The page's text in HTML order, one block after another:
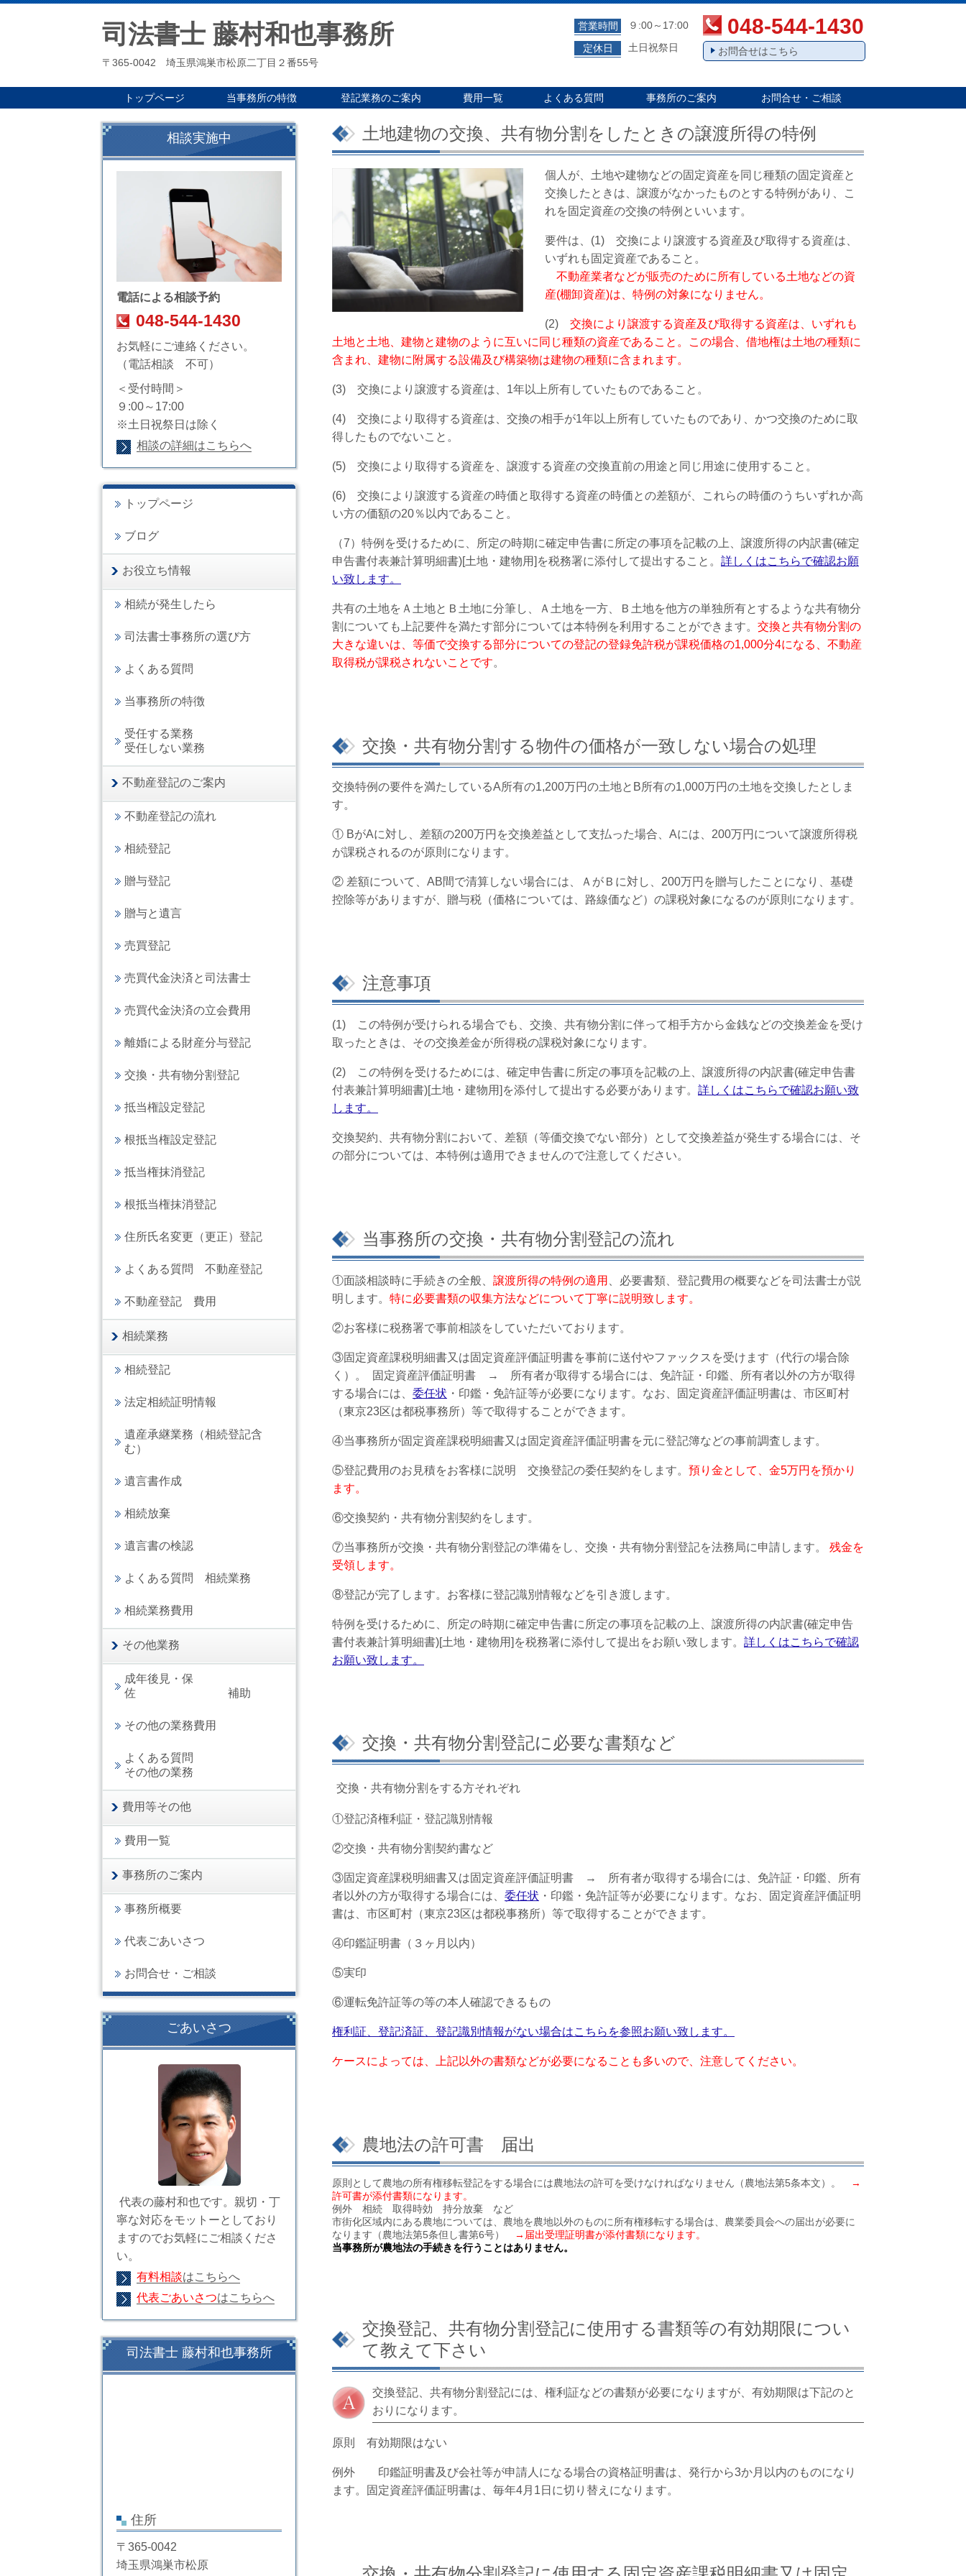
司法書士 藤村和也事務所
〒365-0042 埼玉県鴻巣市松原二丁目２番55号
営業時間
９:00～17:00
定休日
土日祝祭日
048-544-1430
お問合せはこちら
トップページ 当事務所の特徴 登記業務のご案内 費用一覧 よくある質問 事務所のご案内 お問合せ・ご相談
土地建物の交換、共有物分割をしたときの譲渡所得の特例
個人が、土地や建物などの固定資産を同じ種類の固定資産と
交換したときは、譲渡がなかったものとする特例があり、こ
れを固定資産の交換の特例といいます。
要件は、(1) 交換により譲渡する資産及び取得する資産は、
いずれも固定資産であること。
不動産業者などが販売のために所有している土地などの資
産(棚卸資産)は、特例の対象になりません。
(2) 交換により譲渡する資産及び取得する資産は、いずれも
土地と土地、建物と建物のように互いに同じ種類の資産であること。
この場合、借地権は土地の種類に
含まれ、建物に附属する設備及び構築物は建物の種類に含まれます。
(3) 交換により譲渡する資産は、1年以上所有していたものであること。
(4) 交換により取得する資産は、交換の相手が1年以上所有していたものであり、かつ交換のために取
得したものでないこと。
(5) 交換により取得する資産を、譲渡する資産の交換直前の用途と同じ用途に使用すること。
(6) 交換により譲渡する資産の時価と取得する資産の時価との差額が、これらの時価のうちいずれか高
い方の価額の20％以内であること。
（7）特例を受けるために、所定の時期に確定申告書に所定の事項を記載の上、譲渡所得の内訳書(確定
申告書付表兼計算明細書)[土地・建物用]を税務署に添付して提出すること。 詳しくはこちらで確認お願
い致します。
共有の土地をＡ土地とＢ土地に分筆し、Ａ土地を一方、Ｂ土地を他方の単独所有とするような共有物分
割についても上記要件を満たす部分については本特例を利用することができます。 交換と共有物分割の
大きな違いは、等価で交換する部分についての登記の登録免許税が課税価格の1,000分4になる、不動産
取得税が課税されないことです。
交換・共有物分割する物件の価格が一致しない場合の処理
交換特例の要件を満たしているA所有の1,200万円の土地とB所有の1,000万円の土地を交換したとしま
す。
① BがAに対し、差額の200万円を交換差益として支払った場合、Aには、200万円について譲渡所得税
が課税されるのが原則になります。
② 差額について、AB間で清算しない場合には、ＡがＢに対し、200万円を贈与したことになり、基礎
控除等がありますが、贈与税（価格については、路線価など）の課税対象になるのが原則になります。
注意事項
(1) この特例が受けられる場合でも、交換、共有物分割に伴って相手方から金銭などの交換差金を受け
取ったときは、その交換差金が所得税の課税対象になります。
(2) この特例を受けるためには、確定申告書に所定の事項を記載の上、譲渡所得の内訳書(確定申告書
付表兼計算明細書)[土地・建物用]を添付して提出する必要があります。 詳しくはこちらで確認お願い致
します。
交換契約、共有物分割 において、差額（等価交換でない部分）として交換差益が発生する場合には、そ
の部分については、本特例は適用できませんので注意してください。
当事務所の交換・共有物分割登記の流れ
①面談相談時に手続きの全般、 譲渡所得の特例の適用
、必要書類、登記費用の概要などを司法書士が説
明します。 特に必要書類の収集方法などについて丁寧に説明致します。
②お客様に税務署で事前相談をしていただいております。
③固定資産課税明細書又は固定資産評価証明書を事前に送付やファックスを受けます（代行の場合除
く）。
固定資産評価証明書 → 所有者が取得する場合には、免許証・印鑑、所有者以外の方が取得
する場合には、 委任状 ・印鑑・免許証等が必要になります。なお、固定資産評価証明書は、市区町村
（東京23区は都税事務所）等で取得することができます。
④当事務所が固定資産課税明細書又は固定資産評価証明書を元に登記簿などの事前調査します。
⑤登記費用のお見積をお客様に説明 交換登記の委任契約をします。 預り金として、金5万円を預かり
ます。
⑥交換契約・共有物分割契約をします。
⑦当事務所が交換・共有物分割登記の準備をし、交換・共有物分割登記を法務局に申請します。 残金を
受領します。
⑧登記が完了します。お客様に登記識別情報などを引き渡します。
特例を受けるために、所定の時期に確定申告書に所定の事項を記載の上、譲渡所得の内訳書(確定申告
書付表兼計算明細書)[土地・建物用]を税務署に添付して提出をお願い致します。 詳しくはこちらで確認
お願い致します。
交換・共有物分割登記に必要な書類など
交換・共有物分割をする方それぞれ
①登記済権利証・登記識別情報
②交換・共有物分割契約書など
③固定資産課税明細書又は固定資産評価証明書 → 所有者が取得する場合には、免許証・印鑑、所有
者以外の方が取得する場合には、 委任状 ・印鑑・免許証等が必要になります。なお、固定資産評価証明
書は、市区町村（東京23区は都税事務所）等で取得することができます。
④印鑑証明書（３ヶ月以内）
⑤実印
⑥運転免許証等の等の本人確認できるもの
権利証、登記済証、登記識別情報がない場合はこちらを参照お願い致します。
ケースによっては、上記以外の書類などが必要になることも多いので、注意してください。
農地法の許可書 届出
原則として農地の所有権移転登記をする場合には農地法の許可を受けなければなりません（農地法第5条本文）。
→
許可書が添付書類になります。
例外 相続 取得時効 持分放棄 など
市街化区域内にある農地については、農地を農地以外のものに所有権移転する場合は、農業委員会への届出が必要に
なります（農地法第5条但し書第6号）
→届出受理証明書が添付書類になります。
当事務所が農地法の手続きを行うことはありません。
交換登記、共有物分割登記に使用する書類等の有効期限につい
て教えて下さい
交換登記、共有物分割登記には、権利証などの書類が必要になりますが、有効期限は下記のと
おりになります。
原則 有効期限はない
例外 印鑑証明書及び会社等が申請人になる場合の資格証明書は、発行から3か月以内のものになり
ます。固定資産評価証明書は、毎年4月1日に切り替えになります。
相談実施中
電話による相談予約
048-544-1430
お気軽にご連絡ください。
（電話相談 不可）
＜受付時間＞
９:00～17:00
※土日祝祭日は除く
相談の詳細はこちらへ
トップページ
ブログ
お役立ち情報
相続が発生したら
司法書士事務所の選び方
よくある質問
当事務所の特徴
受任する業務
受任しない業務
不動産登記のご案内
不動産登記の流れ
相続登記
贈与登記
贈与と遺言
売買登記
売買代金決済と司法書士
売買代金決済の立会費用
離婚による財産分与登記
交換・共有物分割登記
抵当権設定登記
根抵当権設定登記
抵当権抹消登記
根抵当権抹消登記
住所氏名変更（更正）登記
よくある質問 不動産登記
不動産登記 費用
相続業務
相続登記
法定相続証明情報
遺産承継業務（相続登記含
む）
遺言書作成
相続放棄
遺言書の検認
よくある質問 相続業務
相続業務費用
その他業務
成年後見・保
佐 補助
その他の業務費用
よくある質問
その他の業務
費用等その他
費用一覧
事務所のご案内
事務所概要
代表ごあいさつ
お問合せ・ご相談
ごあいさつ
代表の藤村和也です。親切・丁
寧な対応をモットーとしており
ますのでお気軽にご相談くださ
い。
有料相談はこちらへ
代表ごあいさつはこちらへ
司法書士 藤村和也事務所
住所
〒365-0042
埼玉県鴻巣市松原